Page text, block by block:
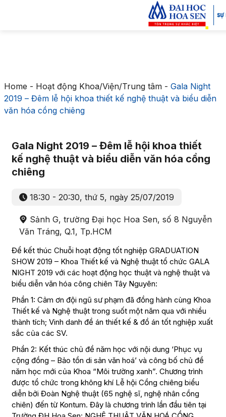
Home - Hoạt động Khoa/Viện/Trung tâm- Gala Night
2019 – Đêm lễ hội khoa thiết kế nghệ thuật và biểu diễn
văn hóa cồng chiêng
Gala Night 2019 – Đêm lễ hội khoa thiết
kế nghệ thuật và biểu diễn văn hóa cồng
chiêng
18:30 - 20:30, thứ 5, ngày 25/07/2019
Sảnh G, trường Đại học Hoa Sen, số 8 Nguyễn
Văn Tráng, Q.1, Tp.HCM
Để kết thúc Chuỗi hoạt động tốt nghiệp GRADUATION
SHOW 2019 – Khoa Thiết kế và Nghệ thuật tổ chức GALA
NIGHT 2019 với các hoạt động học thuật và nghệ thuật và
biểu diễn văn hóa công chiên Tây Nguyên:
Phần 1: Cảm ơn đội ngũ sư phạm đã đồng hành cùng Khoa
Thiết kế và Nghệ thuật trong suốt một năm qua với nhiều
thành tích; Vinh danh đề án thiết kế & đồ án tốt nghiệp xuất
sắc của các SV.
Phần 2: Kết thúc chủ đề năm học với nội dung ‘Phục vụ
cộng đồng – Bảo tồn di sản văn hoá’ và công bố chủ đề
năm học mới của Khoa “Môi trường xanh”. Chương trình
được tổ chức trong không khí Lễ hội Cồng chiêng biểu
diễn bởi Đoàn Nghệ thuật (65 nghệ sĩ, nghệ nhân cồng
chiên) đến từ Kontum. Đây là chương trình lần đầu tiên tại